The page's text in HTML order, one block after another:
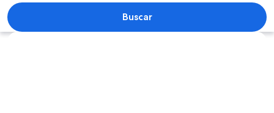
Un patio tradicional chino con
Buscar
Ver mapa